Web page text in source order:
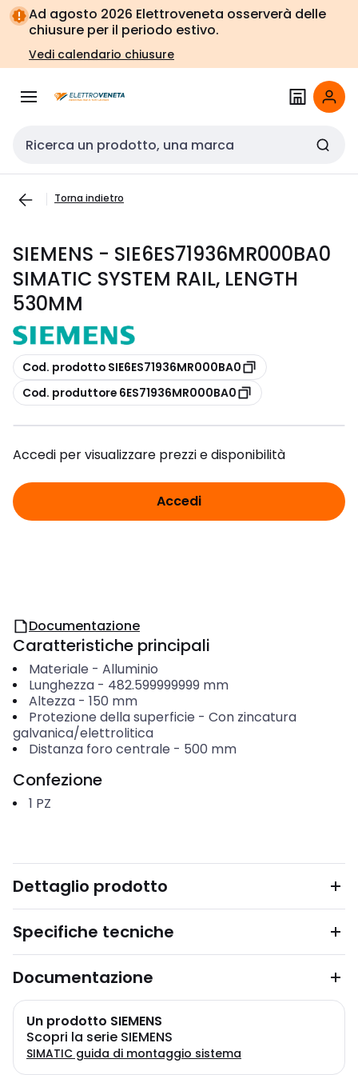
Vai alla
navigazione
Vai
alla
pagina
Ad agosto 2026 Elettroveneta osserverà delle
chiusure per il periodo estivo.
Vedi calendario chiusure
Cerca input
Torna indietro
SIEMENS - SIE6ES71936MR000BA0
SIMATIC SYSTEM RAIL, LENGTH
530MM
copia
Cod. prodotto SIE6ES71936MR000BA0
copia
Cod. produttore 6ES71936MR000BA0
Accedi per visualizzare prezzi e disponibilità
Accedi
Documentazione
Caratteristiche principali
Materiale - Alluminio
Lunghezza- 482.599999999 mm
Altezza- 150 mm
Protezione della superficie - Con zincatura
galvanica/elettrolitica
Distanza foro centrale - 500 mm
Confezione
1 PZ
Dettaglio prodotto
Specifiche tecniche
Documentazione
Un prodotto SIEMENS
Scopri la serie SIEMENS
SIMATIC guida di montaggio sistema